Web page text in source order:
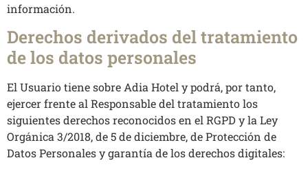
información.
Derechos derivados del tratamiento
de los datos personales
El Usuario tiene sobre Adia Hotel y podrá, por tanto,
ejercer frente al Responsable del tratamiento los
siguientes derechos reconocidos en el RGPD y la Ley
Orgánica 3/2018, de 5 de diciembre, de Protección de
Datos Personales y garantía de los derechos digitales: